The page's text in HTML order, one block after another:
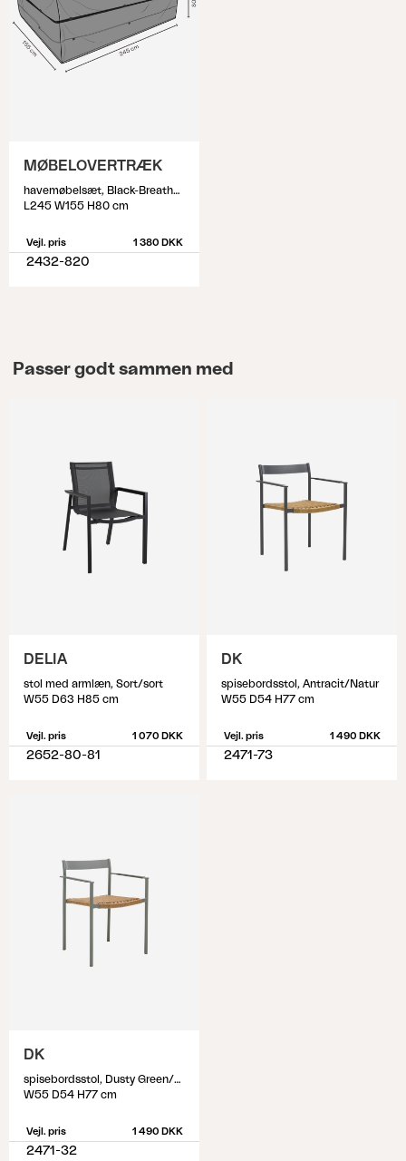
MØBELOVERTRÆK
havemøbelsæt, Black-Breathable
L245 W155 H80 cm
Vejl. pris 1 380 DKK
2432-820
Passer godt sammen med
DELIA
stol med armlæn, Sort/sort
W55 D63 H85 cm
Vejl. pris 1 070 DKK
2652-80-81
DK
spisebordsstol, Antracit/Natur
W55 D54 H77 cm
Vejl. pris 1 490 DKK
2471-73
DK
spisebordsstol, Dusty Green/Natur
W55 D54 H77 cm
Vejl. pris 1 490 DKK
2471-32